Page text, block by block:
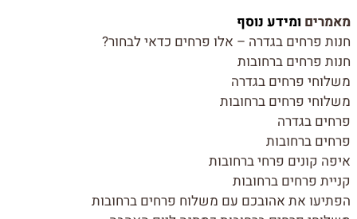
מאמרים ומידע נוסף
חנות פרחים בגדרה – אלו פרחים כדאי לבחור?
חנות פרחים ברחובות
משלוחי פרחים בגדרה
משלוחי פרחים ברחובות
פרחים בגדרה
פרחים ברחובות
איפה קונים פרחי ברחובות
קניית פרחים ברחובות
הפתיעו את אהובכם עם משלוח פרחים ברחובות